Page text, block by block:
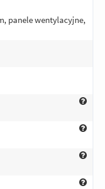
panele wentylacyjne,